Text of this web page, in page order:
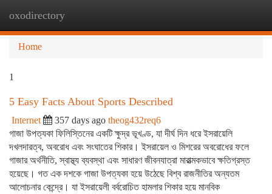
oxodirectory
Home
1
5 Easy Facts About Sports Described
Internet 357 days ago theog432req6
গাজা উপত্যকা ফিলিস্তিনের একটি ক্ষুদ্র ভূখণ্ড, যা দীর্ঘ দিন ধরে ইসরায়েলি
দখলদারত্ব, অবরোধ এবং সংঘাতের শিকার। ইসরায়েল ও মিশরের অবরোধের ফলে
গাজার অর্থনীতি, স্বাস্থ্য ব্যবস্থা এবং সাধারণ জীবনযাত্রা মারাত্মকভাবে ক্ষতিগ্রস্ত
হয়েছে। গত এক দশকে গাজা উপত্যকা হয়ে উঠেছে বিশ্ব রাজনীতির অন্যতম
আলোচনার কেন্দ্রে। যা ইসরায়েলী বর্বরোচিত হামলার শিকার হয়ে মানবিক